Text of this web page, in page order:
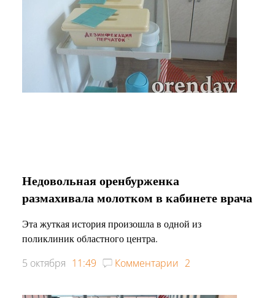
Недовольная оренбурженка
размахивала молотком в кабинете врача
Эта жуткая история произошла в одной из
поликлиник областного центра.
5 октября 11:49 Комментарии 2